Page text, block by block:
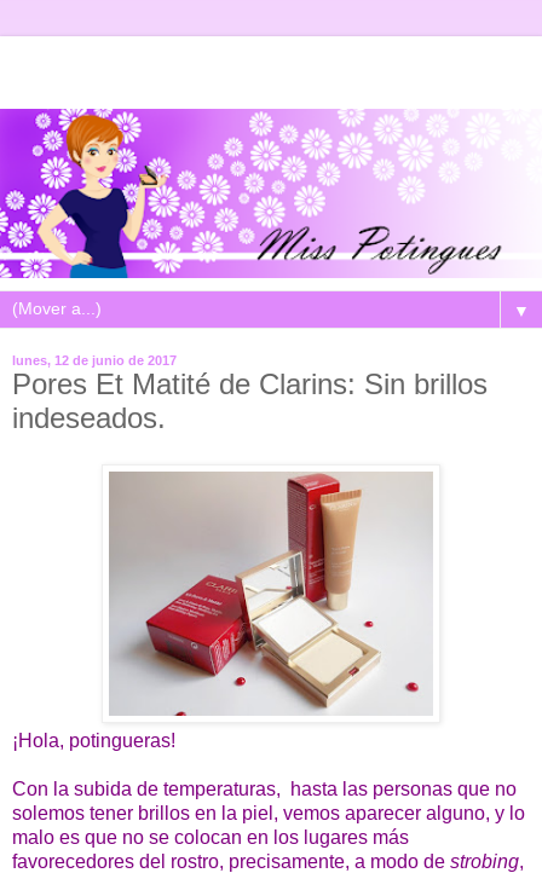
▼
lunes, 12 de junio de 2017
Pores Et Matité de Clarins: Sin brillos
indeseados.
¡Hola, potingueras!
Con la subida de temperaturas, hasta las personas que no
solemos tener brillos en la piel, vemos aparecer alguno, y lo
malo es que no se colocan en los lugares más
favorecedores del rostro, precisamente, a modo de strobing,